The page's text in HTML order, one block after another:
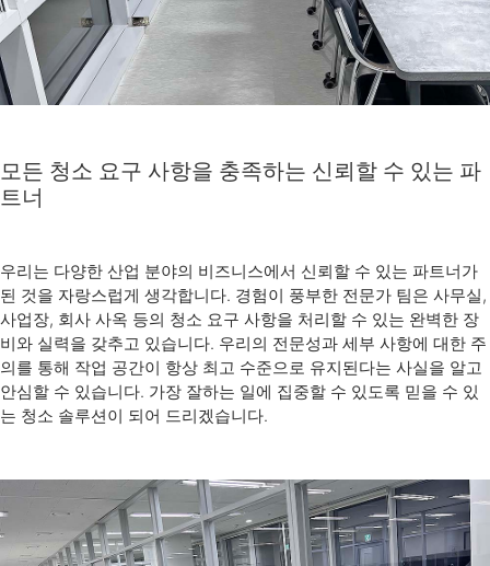
모든 청소 요구 사항을 충족하는 신뢰할 수 있는 파
트너
우리는 다양한 산업 분야의 비즈니스에서 신뢰할 수 있는 파트너가
된 것을 자랑스럽게 생각합니다. 경험이 풍부한 전문가 팀은 사무실,
사업장, 회사 사옥 등의 청소 요구 사항을 처리할 수 있는 완벽한 장
비와 실력을 갖추고 있습니다. 우리의 전문성과 세부 사항에 대한 주
의를 통해 작업 공간이 항상 최고 수준으로 유지된다는 사실을 알고
안심할 수 있습니다. 가장 잘하는 일에 집중할 수 있도록 믿을 수 있
는 청소 솔루션이 되어 드리겠습니다.